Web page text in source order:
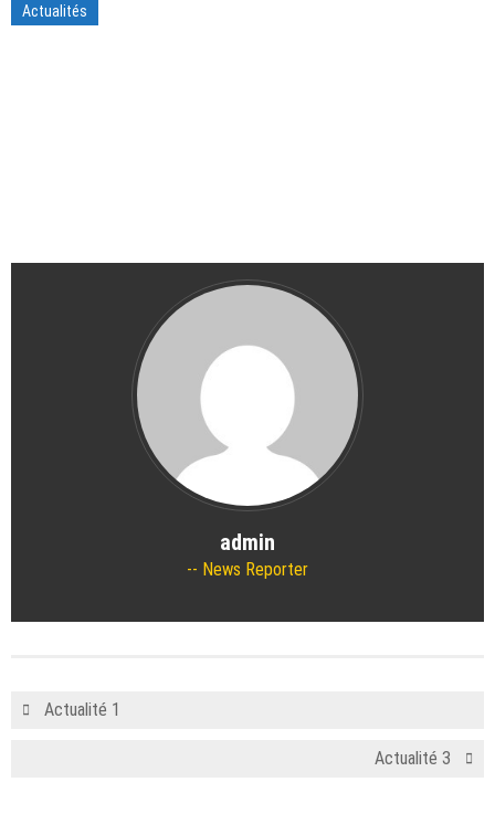
Actualités
admin
News Reporter
Actualité 1
Actualité 3